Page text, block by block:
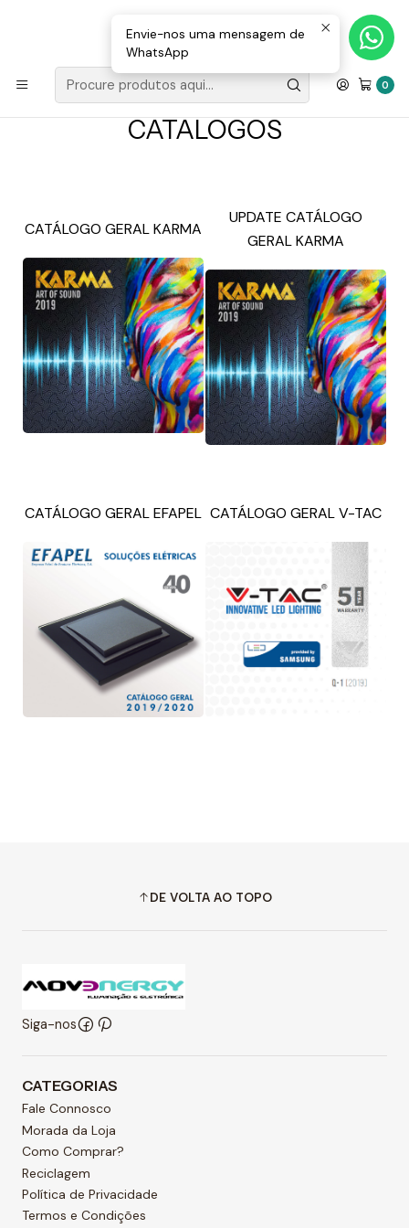
0
Loja Valongo: 220 150 143 (chamada para a rede fixa nacional) «»
E-mail: geral@movenergy.pt
CATÁLOGOS
CATÁLOGO GERAL KARMA
UPDATE CATÁLOGO
GERAL KARMA
CATÁLOGO GERAL EFAPEL CATÁLOGO GERAL V-TAC
DE VOLTA AO TOPO
Siga-nos
CATEGORIAS
Fale Connosco
Morada da Loja
Como Comprar?
Reciclagem
Política de Privacidade
Termos e Condições
Envie-nos uma mensagem de
WhatsApp